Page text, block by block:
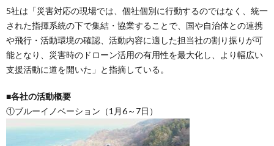
5社は「災害対応の現場では、個社個別に行動するのではなく、統一
された指揮系統の下で集結・協業することで、国や自治体との連携
や飛行・活動環境の確認、活動内容に適した担当社の割り振りが可
能となり、災害時のドローン活用の有用性を最大化し、より幅広い
支援活動に道を開いた」と指摘している。
■各社の活動概要
①ブルーイノベーション（1月6～7日）